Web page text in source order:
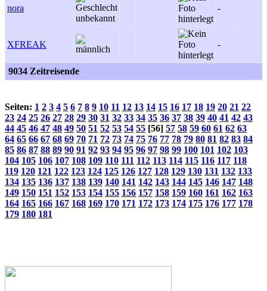
nora -
XFREAK -
9034 Zeitreisende
Seiten: 1 2 3 4 5 6 7 8 9 10 11 12 13 14 15 16 17 18 19 20 21 22
23 24 25 26 27 28 29 30 31 32 33 34 35 36 37 38 39 40 41 42 43
44 45 46 47 48 49 50 51 52 53 54 55 [56] 57 58 59 60 61 62 63
64 65 66 67 68 69 70 71 72 73 74 75 76 77 78 79 80 81 82 83 84
85 86 87 88 89 90 91 92 93 94 95 96 97 98 99 100 101 102 103
104 105 106 107 108 109 110 111 112 113 114 115 116 117 118
119 120 121 122 123 124 125 126 127 128 129 130 131 132 133
134 135 136 137 138 139 140 141 142 143 144 145 146 147 148
149 150 151 152 153 154 155 156 157 158 159 160 161 162 163
164 165 166 167 168 169 170 171 172 173 174 175 176 177 178
179 180 181